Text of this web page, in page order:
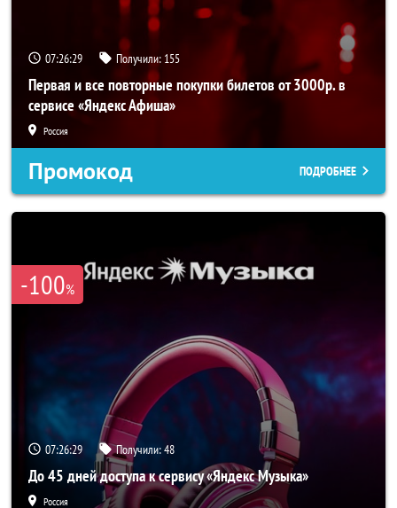
07:26:28 Получили: 155
Первая и все повторные покупки билетов от 3000р. в
сервисе «Яндекс Афиша»
Россия
Промокод ПОДРОБНЕЕ
-100%
07:26:28 Получили:48
До 45 дней доступа к сервису «Яндекс Музыка»
Россия